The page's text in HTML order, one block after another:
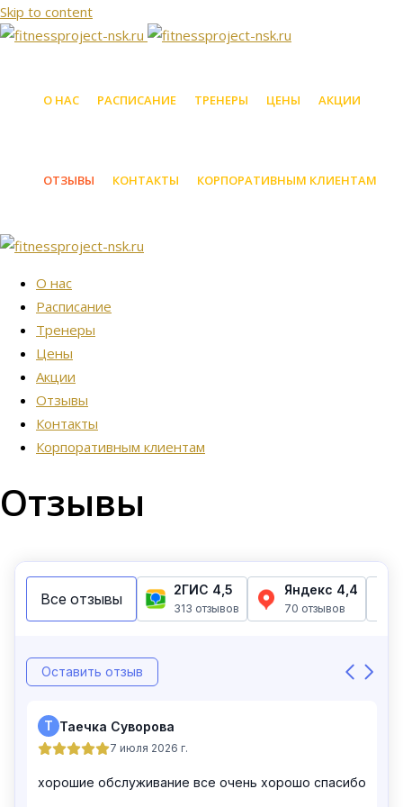
Skip to content
О НАС РАСПИСАНИЕ ТРЕНЕРЫ ЦЕНЫ АКЦИИ
ОТЗЫВЫ КОНТАКТЫ КОРПОРАТИВНЫМ КЛИЕНТАМ
О нас
Расписание
Тренеры
Цены
Акции
Отзывы
Контакты
Корпоративным клиентам
Отзывы